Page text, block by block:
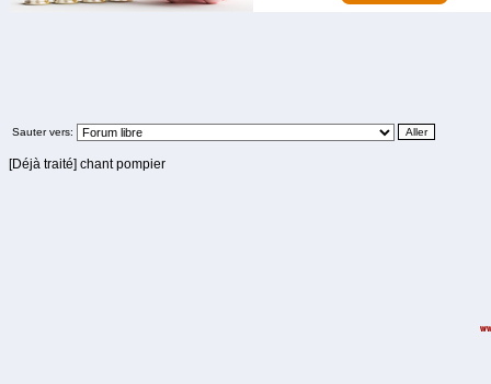
Sauter vers:
[Déjà traité] chant pompier